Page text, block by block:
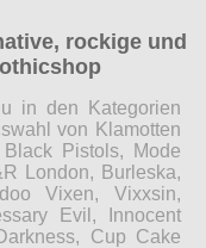
rockige und
in den Kategorien
von Klamotten
Pistols, Mode
London, Burleska,
Vixen, Vixxsin,
Evil, Innocent
Cup Cake